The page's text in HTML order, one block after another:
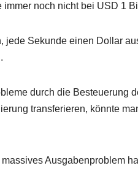
noch nicht bei USD 1
jede Sekunde einen Dollar
durch die Besteuerung
transferieren, könnte
Ausgabenproblem